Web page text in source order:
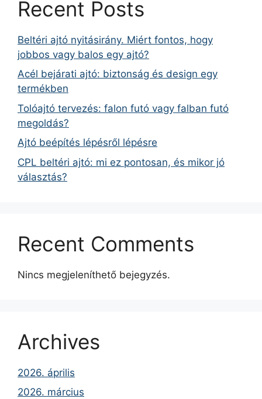
Recent Posts
Beltéri ajtó nyitásirány. Miért fontos, hogy
jobbos vagy balos egy ajtó?
Acél bejárati ajtó: biztonság és design egy
termékben
Tolóajtó tervezés: falon futó vagy falban futó
megoldás?
Ajtó beépítés lépésről lépésre
CPL beltéri ajtó: mi ez pontosan, és mikor jó
választás?
Recent Comments
Nincs megjeleníthető bejegyzés.
Archives
2026. április
2026. március